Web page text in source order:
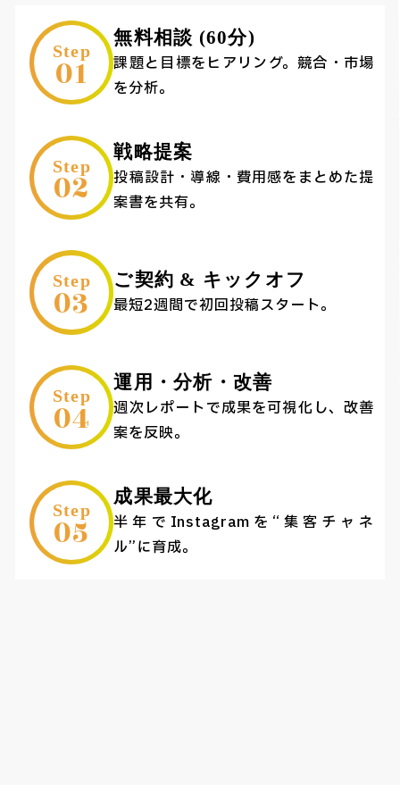
Step
01
無料相談 (60分)
課題と目標をヒアリング。競合・市場
を分析。
Step
02
戦略提案
投稿設計・導線・費用感をまとめた提
案書を共有。
Step
03
ご契約 & キックオフ
最短2週間で初回投稿スタート。
Step
04
運用・分析・改善
週次レポートで成果を可視化し、改善
案を反映。
Step
05
成果最大化
半年でInstagramを“集客チャネ
ル”に育成。